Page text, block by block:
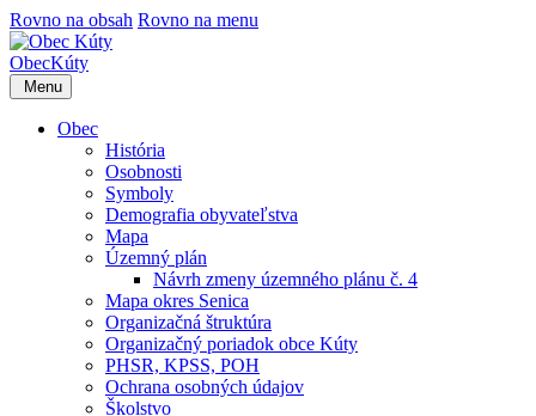
Rovno na obsah Rovno na menu
ObecKúty
Menu
Obec
História
Osobnosti
Symboly
Demografia obyvateľstva
Mapa
Územný plán
Návrh zmeny územného plánu č. 4
Mapa okres Senica
Organizačná štruktúra
Organizačný poriadok obce Kúty
PHSR, KPSS, POH
Ochrana osobných údajov
Školstvo